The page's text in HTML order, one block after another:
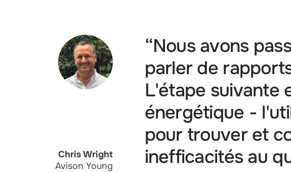
“Nous avons
parler de
L'étape suivante
énergétique -
pour trouver et
inefficacités au
Chris Wright
Avison Young